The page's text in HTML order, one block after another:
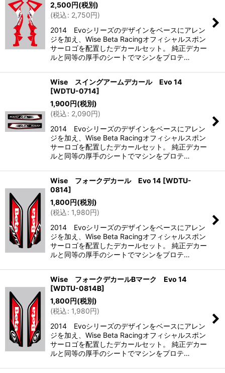
2,500円(税別)
(税込: 2,750円)
2014 Evoシリーズのデザインをベースにアレン
ジを加え、Wise Beta Racingオフィシャルスポン
サーロゴを配置したデカールセット。 純正デカー
ルと同等の厚手のシートでマシンをプロテ…
Wise スイングアームデカール Evo 14
[WDTU-0714]
1,900円(税別)
(税込: 2,090円)
2014 Evoシリーズのデザインをベースにアレン
ジを加え、Wise Beta Racingオフィシャルスポン
サーロゴを配置したデカールセット。 純正デカー
ルと同等の厚手のシートでマシンをプロテ…
Wise フォークデカール Evo 14 [WDTU-
0814]
1,800円(税別)
(税込: 1,980円)
2014 Evoシリーズのデザインをベースにアレン
ジを加え、Wise Beta Racingオフィシャルスポン
サーロゴを配置したデカールセット。 純正デカー
ルと同等の厚手のシートでマシンをプロテ…
Wise フォークデカールBマーク Evo 14
[WDTU-0814B]
1,800円(税別)
(税込: 1,980円)
2014 Evoシリーズのデザインをベースにアレン
ジを加え、Wise Beta Racingオフィシャルスポン
サーロゴを配置したデカールセット。 純正デカー
ルと同等の厚手のシートでマシンをプロテ…